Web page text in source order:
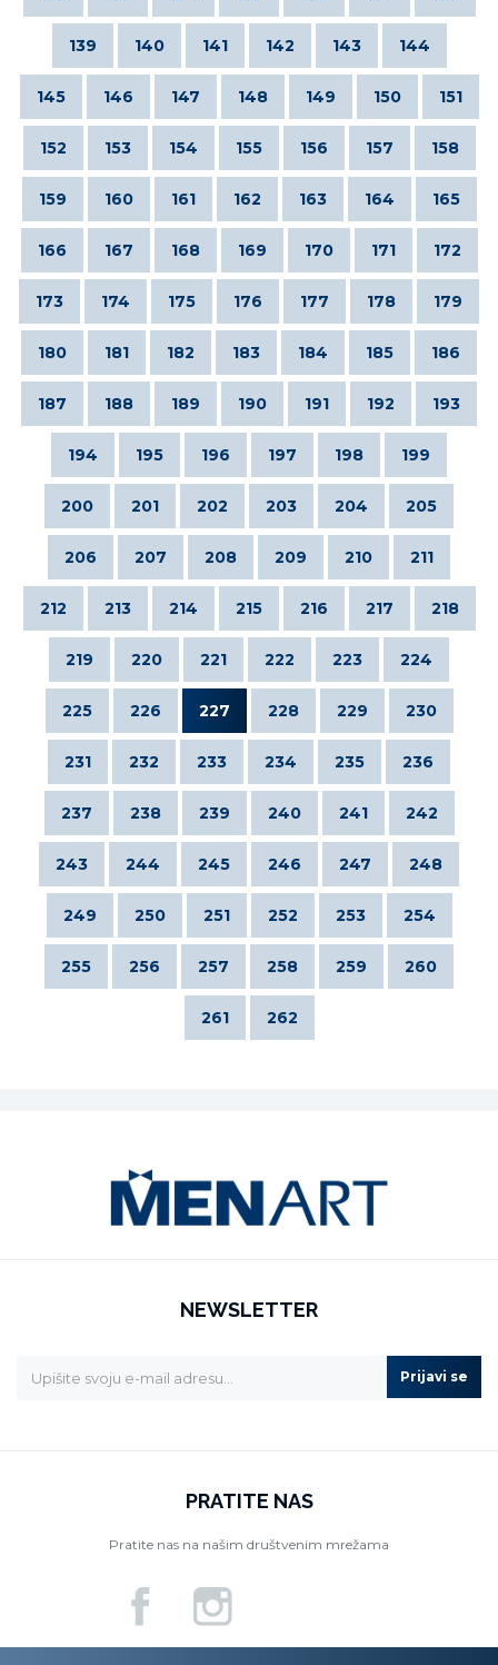
139 140 141 142 143 144
145 146 147 148 149 150 151
152 153 154 155 156 157 158
159 160 161 162 163 164 165
166 167 168 169 170 171 172
173 174 175 176 177 178 179
180 181 182 183 184 185 186
187 188 189 190 191 192 193
194 195 196 197 198 199
200 201 202 203 204 205
206 207 208 209 210 211
212 213 214 215 216 217 218
219 220 221 222 223 224
225 226 227 228 229 230
231 232 233 234 235 236
237 238 239 240 241 242
243 244 245 246 247 248
249 250 251 252 253 254
255 256 257 258 259 260
261 262
NEWSLETTER
Prijavi se
PRATITE NAS
Pratite nas na našim društvenim mrežama